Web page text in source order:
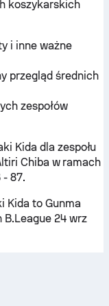
koszykarskich
i inne ważne
przegląd średnich
zespołów
Kida dla zespołu
Chiba w ramach
- 87.
Kida to Gunma
B.League 24 wrz